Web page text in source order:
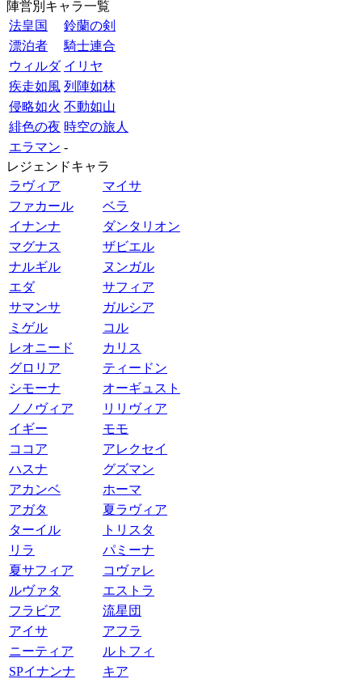
陣営別キャラ一覧
法皇国
鈴蘭の剣
漂泊者
騎士連合
ウィルダ イリヤ
疾走如風 列陣如林
侵略如火 不動如山
緋色の夜 時空の旅人
エラマン -
レジェンドキャラ
ラヴィア
マイサ
ファカール
ベラ
イナンナ
ダンタリオン
マグナス
ザビエル
ナルギル
ヌンガル
エダ
サフィア
サマンサ
ガルシア
ミゲル
コル
レオニード
カリス
グロリア
ティードン
シモーナ
オーギュスト
ノノヴィア
リリヴィア
イギー
モモ
ココア
アレクセイ
ハスナ
グズマン
アカンベ
ホーマ
アガタ
夏ラヴィア
ターイル
トリスタ
リラ
パミーナ
夏サフィア
コヴァレ
ルヴァタ
エストラ
フラビア
流星団
アイサ
アフラ
ニーティア
ルトフィ
SPイナンナ
キア